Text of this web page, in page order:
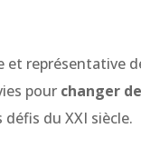
et représentative
pour changer
du XXI siècle.